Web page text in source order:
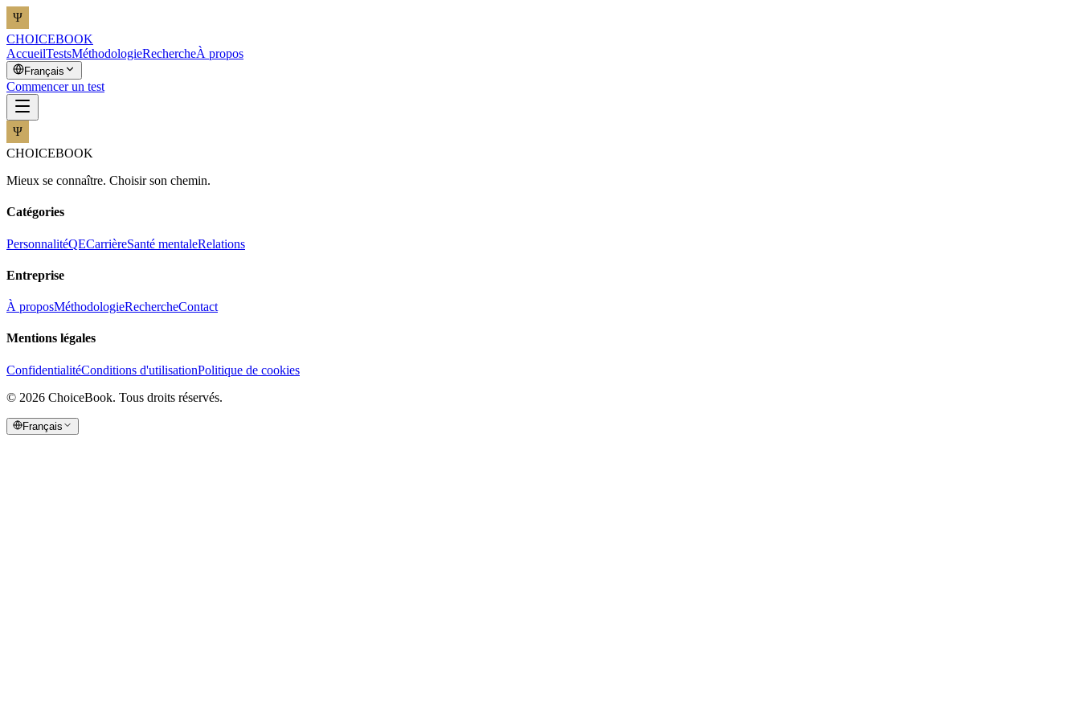
CHOICEBOOK
AccueilTestsMéthodologieRechercheÀ propos
Français
Commencer un test
CHOICEBOOK
Mieux se connaître. Choisir son chemin.
Catégories
PersonnalitéQECarrièreSanté mentaleRelations
Entreprise
À proposMéthodologieRechercheContact
Mentions légales
ConfidentialitéConditions d'utilisationPolitique de cookies
© 2026 ChoiceBook. Tous droits réservés.
Français